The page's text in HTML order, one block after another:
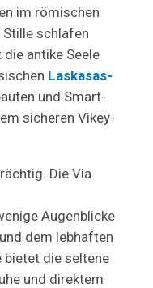
im römischen
schlafen
die antike Seele
Laskasas-
und Smart-
sicheren Vikey-
Die Via
Augenblicke
dem lebhaften
bietet die seltene
und direktem